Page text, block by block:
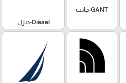
GANT-جانت
Diesel-ديزل